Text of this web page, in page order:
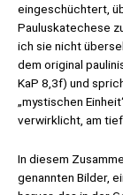
eingeschüchtert,
Pauluskatechese
ich sie nicht
dem original
KaP 8,3f) und
„mystischen
verwirklicht, am
In diesem
genannten Bilder,